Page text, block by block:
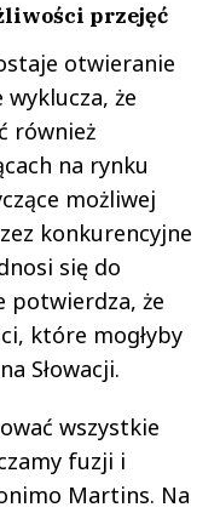
przejęć
otwieranie
wyklucza, że
również
na rynku
możliwej
konkurencyjne
się do
potwierdza, że
które mogłyby
Słowacji.
wszystkie
fuzji i
Martins. Na